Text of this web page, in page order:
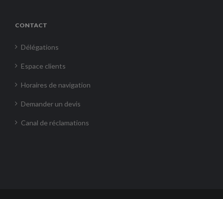
CONTACT
Délégations
Espace clients
Horaires de navigation
Demander un devis
Canal de réclamations